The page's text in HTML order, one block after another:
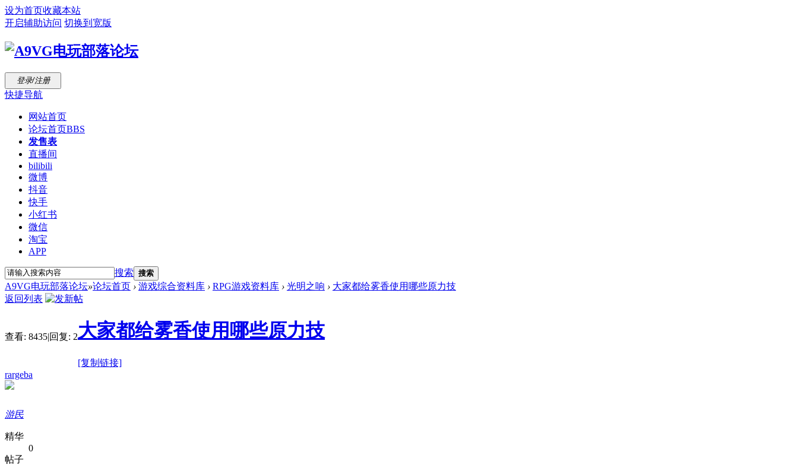
设为首页收藏本站
开启辅助访问 切换到宽版
登录/注册
快捷导航
网站首页
论坛首页BBS
发售表
直播间
bilibili
微博
抖音
快手
小红书
微信
淘宝
APP
搜索 搜索
A9VG电玩部落论坛»论坛首页 › 游戏综合资料库 › RPG游戏资料库 › 光明之响 › 大家都给雾香使用哪些原力技
返回列表
查看: 8435|回复: 2大家都给雾香使用哪些原力技
[复制链接]
rargeba
游民
精华
0
帖子